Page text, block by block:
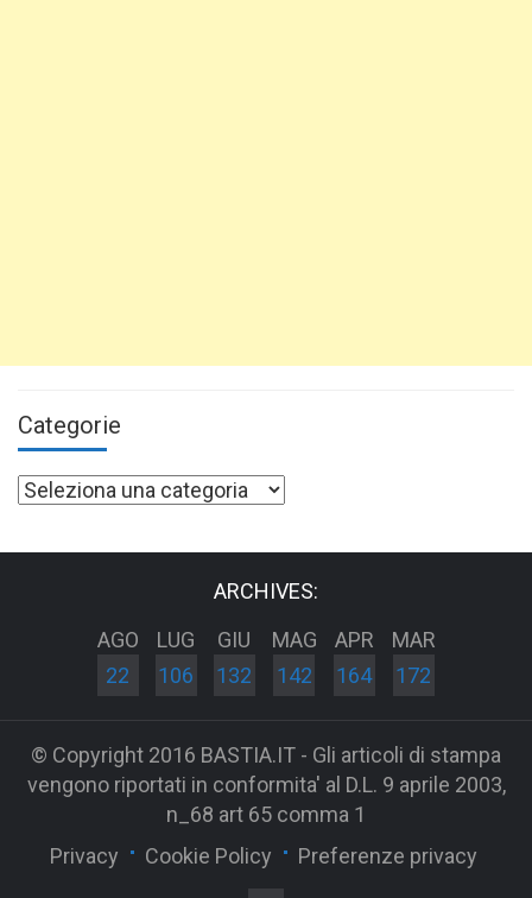
Categorie
Categorie
ARCHIVES:
AGO
22
LUG
106
GIU
132
MAG
142
APR
164
MAR
172
© Copyright 2016 BASTIA.IT - Gli articoli di stampa
vengono riportati in conformita' al D.L. 9 aprile 2003,
n_68 art 65 comma 1
Privacy
Cookie Policy Preferenze privacy